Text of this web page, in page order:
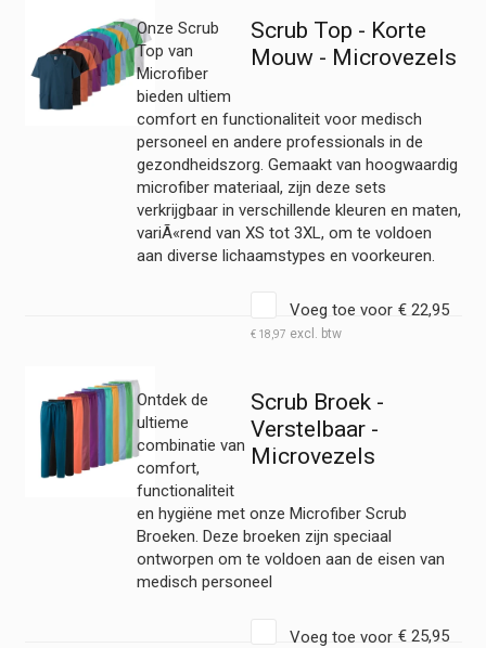
Scrub Top - Korte
Mouw - Microvezels
Onze Scrub
Top van
Microfiber
bieden ultiem
comfort en functionaliteit voor medisch
personeel en andere professionals in de
gezondheidszorg. Gemaakt van hoogwaardig
microfiber materiaal, zijn deze sets
verkrijgbaar in verschillende kleuren en maten,
variÃ«rend van XS tot 3XL, om te voldoen
aan diverse lichaamstypes en voorkeuren.
Voeg toe voor € 22,95
€18,97
Scrub Broek -
Verstelbaar -
Microvezels
Ontdek de
ultieme
combinatie van
comfort,
functionaliteit
en hygiëne met onze Microfiber Scrub
Broeken. Deze broeken zijn speciaal
ontworpen om te voldoen aan de eisen van
medisch personeel
Voeg toe voor € 25,95